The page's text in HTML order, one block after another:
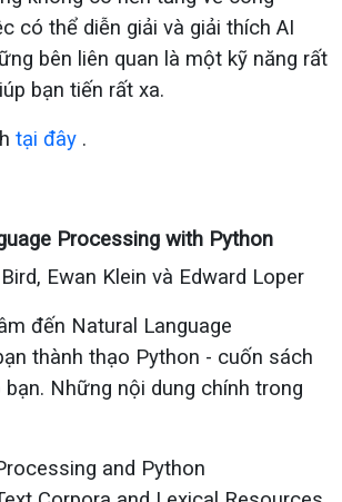
có thể diễn giải và giải thích AI
bên liên quan là một kỹ năng rất
bạn tiến rất xa.
tại đây .
Processing with Python
Ewan Klein và Edward Loper
đến Natural Language
thành thạo Python - cuốn sách
bạn. Những nội dung chính trong
and Python